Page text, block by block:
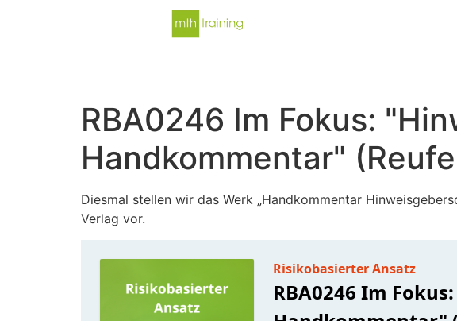
RBA0246 Im Fokus:
Handkommentar"
Diesmal stellen wir das Werk „Handkommentar
Verlag vor.